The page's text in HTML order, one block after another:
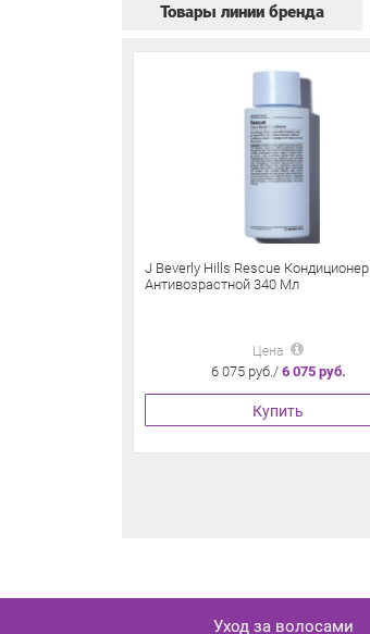
Товары линии бренда
J Beverly Hills Rescue Кондиционер
Антивозрастной 340 Мл
Цена
6 075 руб./ 6 075 руб.
Купить
Уход за волосами